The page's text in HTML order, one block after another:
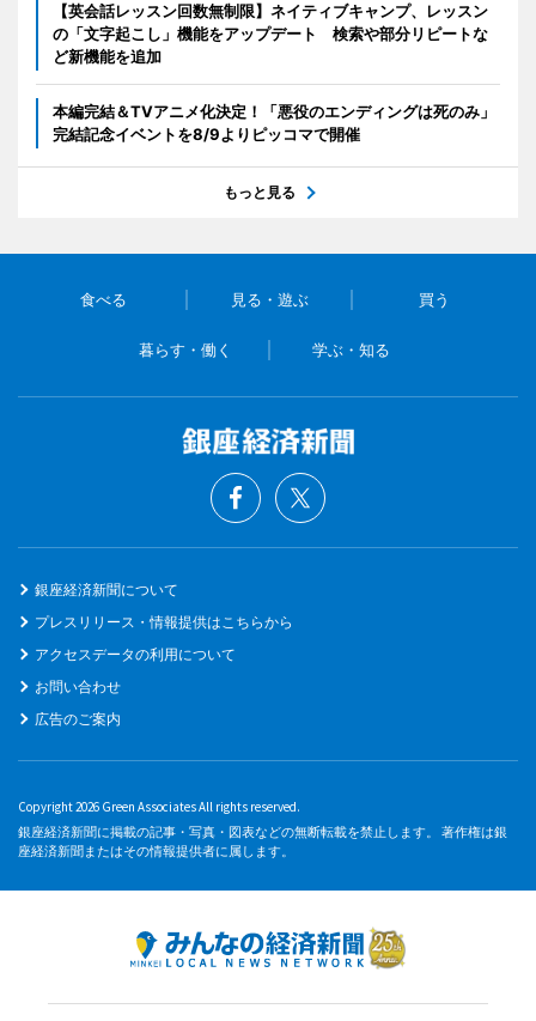
【英会話レッスン回数無制限】ネイティブキャンプ、レッスン
の「文字起こし」機能をアップデート 検索や部分リピートな
ど新機能を追加
本編完結＆TVアニメ化決定！「悪役のエンディングは死のみ」
完結記念イベントを8/9よりピッコマで開催
もっと見る
食べる 見る・遊ぶ 買う
暮らす・働く 学ぶ・知る
銀座経済新聞について
プレスリリース・情報提供はこちらから
アクセスデータの利用について
お問い合わせ
広告のご案内
Copyright 2026 Green Associates All rights reserved.
銀座経済新聞に掲載の記事・写真・図表などの無断転載を禁止します。 著作権は銀
座経済新聞またはその情報提供者に属します。